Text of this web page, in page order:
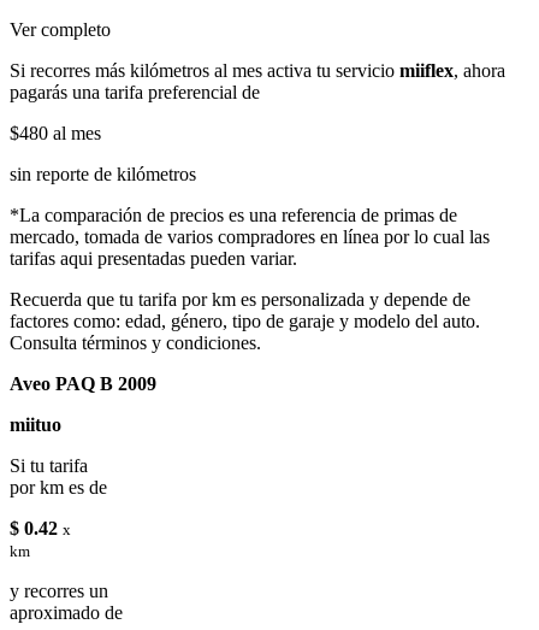
Ver completo
Si recorres más kilómetros al mes activa tu servicio miiflex, ahora
pagarás una tarifa preferencial de
$480 al mes
sin reporte de kilómetros
*La comparación de precios es una referencia de primas de
mercado, tomada de varios compradores en línea por lo cual las
tarifas aqui presentadas pueden variar.
Recuerda que tu tarifa por km es personalizada y depende de
factores como: edad, género, tipo de garaje y modelo del auto.
Consulta términos y condiciones.
Aveo PAQ B 2009
miituo
Si tu tarifa
por km es de
$ 0.42 x
km
y recorres un
aproximado de